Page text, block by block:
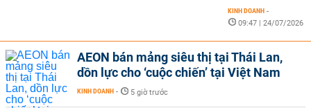
KINH DOANH -
09:47 | 24/07/2026
AEON bán mảng siêu thị tại Thái Lan,
dồn lực cho ‘cuộc chiến’ tại Việt Nam
KINH DOANH - 5 giờ trước